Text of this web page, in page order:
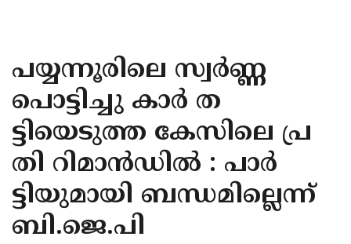
KANNUR
KASARAGOD
പയ്യന്നൂരിലെ സ്വർണ്ണ
പൊട്ടിച്ചു കാർ ത
ട്ടിയെടുത്ത കേസിലെ പ്ര
തി റിമാൻഡിൽ : പാർ
ട്ടിയുമായി ബന്ധമില്ലെന്ന്
ബി.ജെ.പി